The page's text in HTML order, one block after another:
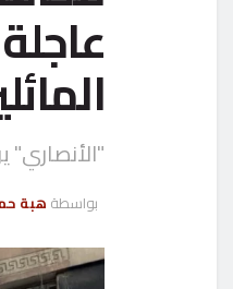
"الأنصاري"
بواسطة هبة